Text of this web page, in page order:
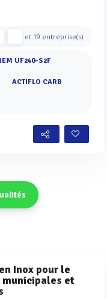
et 19 entreprise(s)
UF240-S2F
ACTIFLO CARB
Inox pour le
et